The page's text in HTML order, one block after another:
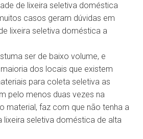
de lixeira seletiva doméstica
casos geram dúvidas em
lixeira seletiva doméstica a
ser de baixo volume, e
dos locais que existem
para coleta seletiva as
pelo menos duas vezes na
material, faz com que não tenha a
lixeira seletiva doméstica de alta